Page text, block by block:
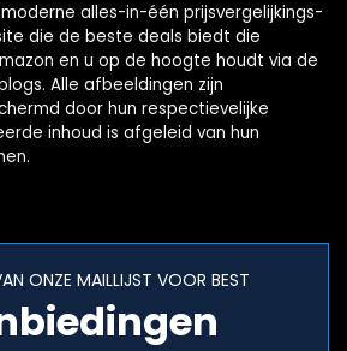
alles-in-één prijsvergelijkings-
die de beste deals biedt die
en u op de hoogte houdt via de
Alle afbeeldingen zijn
door hun respectievelijke
inhoud is afgeleid van hun
ONZE MAILLIJST VOOR BEST